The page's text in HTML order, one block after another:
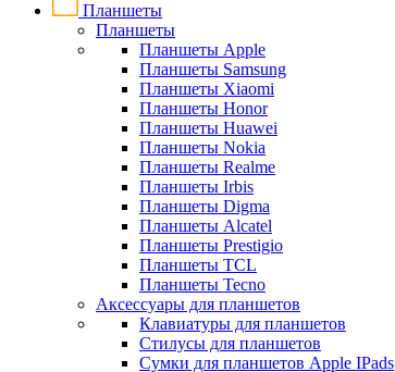
Планшеты
Планшеты
Планшеты Apple
Планшеты Samsung
Планшеты Xiaomi
Планшеты Honor
Планшеты Huawei
Планшеты Nokia
Планшеты Realme
Планшеты Irbis
Планшеты Digma
Планшеты Alcatel
Планшеты Prestigio
Планшеты TCL
Планшеты Tecno
Аксессуары для планшетов
Клавиатуры для планшетов
Стилусы для планшетов
Сумки для планшетов Apple IPads